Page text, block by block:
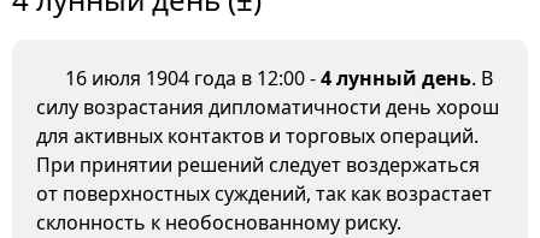
16 июля 1904 года в 12:00 -4 лунный день. В
силу возрастания дипломатичности день хорош
для активных контактов и торговых операций.
При принятии решений следует воздержаться
от поверхностных суждений, так как возрастает
склонность к необоснованному риску.